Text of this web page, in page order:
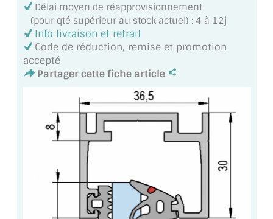
MIROIR ENCADRÉ
MIROIR TV
VERRE SUR MESURE
VERRE EXTRACLAIR
VERRE TREMPÉ (SÉCURIT)
PAROI DE DOUCHE
VERRE FEUILLETÉ
VERRE ANTI-REFLET
Délai moyen de réapprovisionnement
(pour qté supérieur au stock actuel) : 4 à 12j
Info livraison et retrait
Code de réduction, remise et promotion
accepté
Partager cette fiche article